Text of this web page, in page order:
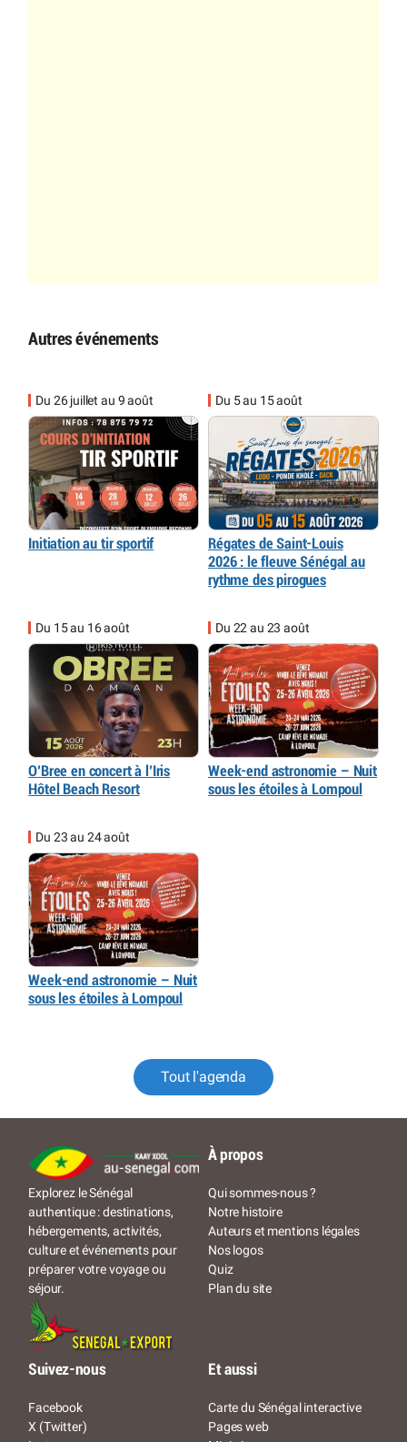
Autres événements
Du 26 juillet au 9 août
Initiation au tir sportif
Du 5 au 15 août
Régates de Saint-Louis
2026 : le fleuve Sénégal au
rythme des pirogues
Du 15 au 16 août
O’Bree en concert à l’Iris
Hôtel Beach Resort
Du 22 au 23 août
Week-end astronomie – Nuit
sous les étoiles à Lompoul
Du 23 au 24 août
Week-end astronomie – Nuit
sous les étoiles à Lompoul
Tout l'agenda
Explorez le Sénégal
authentique : destinations,
hébergements, activités,
culture et événements pour
préparer votre voyage ou
séjour.
À propos
Qui sommes-nous ?
Notre histoire
Auteurs et mentions légales
Nos logos
Quiz
Plan du site
Suivez-nous
Facebook
X (Twitter)
Et aussi
Carte du Sénégal interactive
Pages web